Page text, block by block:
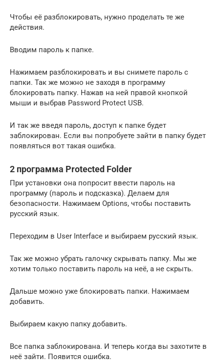
Чтобы её разблокировать, нужно проделать те же
действия.
Вводим пароль к папке.
Нажимаем разблокировать и вы снимете пароль с
папки. Так же можно не заходя в программу
блокировать папку. Нажав на ней правой кнопкой
мыши и выбрав Password Protect USB.
И так же введя пароль, доступ к папке будет
заблокирован. Если вы попробуете зайти в папку будет
появляться вот такая ошибка.
2 программа Protected Folder
При установки она попросит ввести пароль на
программу (пароль и подсказка). Делаем для
безопасности. Нажимаем Options, чтобы поставить
русский язык.
Переходим в User Interface и выбираем русский язык.
Так же можно убрать галочку скрывать папку. Мы же
хотим только поставить пароль на неё, а не скрыть.
Дальше можно уже блокировать папки. Нажимаем
добавить.
Выбираем какую папку добавить.
Все папка заблокирована. И теперь когда вы захотите в
неё зайти. Появится ошибка.